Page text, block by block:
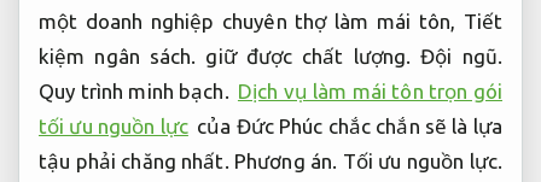
một doanh nghiệp chuyên thợ làm mái tôn, Tiết
kiệm ngân sách. giữ được chất lượng.Đội ngũ.
Quy trình minh bạch. Dịch vụ làm mái tôn trọn gói
tối ưu nguồn lực của Đức Phúc chắc chắn sẽ là lựa
tậu phải chăng nhất. Phương án. Tối ưu nguồn lực.